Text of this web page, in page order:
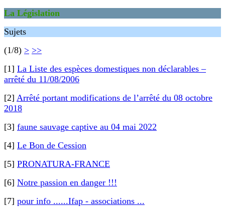
La Législation
Sujets
(1/8) > >>
[1] La Liste des espèces domestiques non déclarables –
arrêté du 11/08/2006
[2] Arrêté portant modifications de l’arrêté du 08 octobre
2018
[3] faune sauvage captive au 04 mai 2022
[4] Le Bon de Cession
[5] PRONATURA-FRANCE
[6] Notre passion en danger !!!
[7] pour info ......Ifap - associations ...